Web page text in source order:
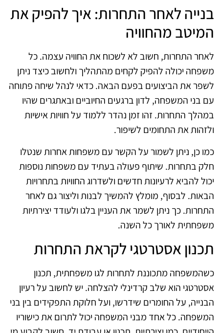
בנייה לאחר התחרות: איך להפיק את
המיטב מהחוויה
לאחר התחרות, חשוב לא לשכוח את החוויה עצמה. כל
משפחה יכולה להפיק לקחים מהתהליך ולחשוב כיצד ניתן
לשפר את הביצועים בפעם הבאה. כדאי לנהל שיחה פתוחה
עם בני המשפחה, לדון ברגעים החיוביים ובאתגרים שהיו
במהלך התחרות. זהו זמן נהדר ללמוד על חוויות אישיות
ולזהות את התחומים לשיפור.
כמו כן, ניתן לשמור על הקשר עם משפחות אחרות שנטלו
חלק בתחרות. שיתוף פעולה בעתיד עם משפחות נוספות
יכול להביא לרעיונות חדשים ולשדרוג החוויות בתחרויות
הבאות. לבסוף, מומלץ להמשיך לבנות וליצור גם לאחר
התחרות. כך ניתן לשמר את העניין בלגו ולעודד יצירתיות
משפחתית לאורך כל השנה.
תכנון אסטרטגי לקראת התחרות
כשהמשפחה מתכוננת לתחרות לגו משפחתית, תכנון
אסטרטגי הוא שלב קרדינלי להצלחה. יש לחשוב על רעיון
הבנייה, על החומרים שידרשו, ועל חלוקת התפקידים בין בני
המשפחה. כל אחד מבני המשפחה יכול לתרום את כישוריו